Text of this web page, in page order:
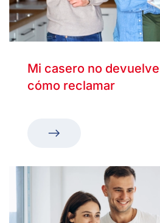
Mi casero no
cómo reclamar